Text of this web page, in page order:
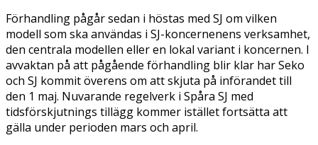
Förhandling pågår sedan i höstas med SJ om vilken
modell som ska användas i SJ-koncernenens verksamhet,
den centrala modellen eller en lokal variant i koncernen. I
avvaktan på att pågående förhandling blir klar har Seko
och SJ kommit överens om att skjuta på införandet till
den 1 maj. Nuvarande regelverk i Spåra SJ med
tidsförskjutnings tillägg kommer istället fortsätta att
gälla under perioden mars och april.